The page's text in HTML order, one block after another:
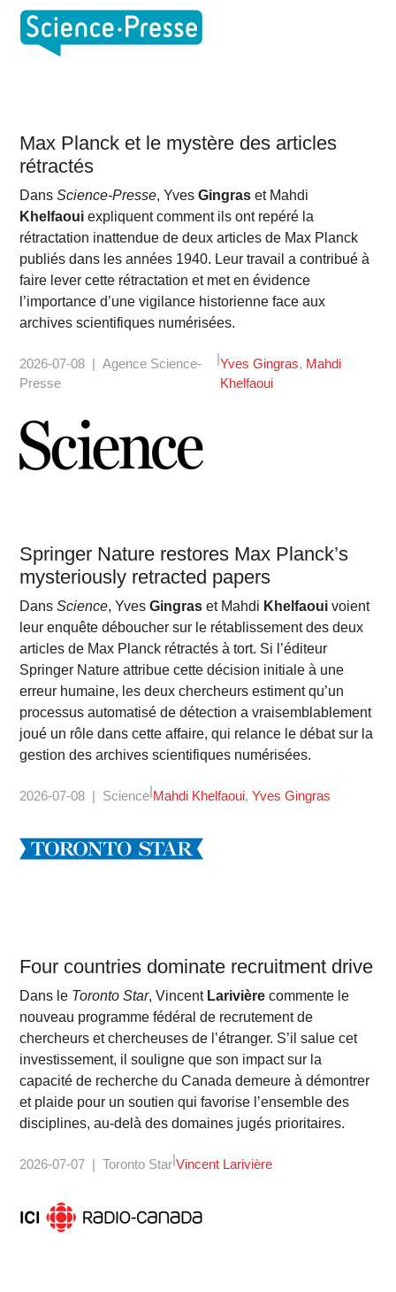
Max Planck et le mystère des articles
rétractés
DansScience-Presse, YvesGingras et Mahdi
Khelfaoui expliquent comment ils ont repéré la
rétractation inattendue de deux articles de Max Planck
publiés dans les années 1940. Leur travail a contribué à
faire lever cette rétractation et met en évidence
l’importance d’une vigilance historienne face aux
archives scientifiques numérisées.
2026-07-08
Agence Science-
Presse
Yves Gingras Mahdi
Khelfaoui
Springer Nature restores Max Planck’s
mysteriously retracted papers
DansScience, YvesGingras et Mahdi Khelfaoui voient
leur enquête déboucher sur le rétablissement des deux
articles de Max Planck rétractés à tort. Si l’éditeur
Springer Nature attribue cette décision initiale à une
erreur humaine, les deux chercheurs estiment qu’un
processus automatisé de détection a vraisemblablement
joué un rôle dans cette affaire, qui relance le débat sur la
gestion des archives scientifiques numérisées.
2026-07-08 Science Mahdi Khelfaoui Yves Gingras
Four coun­tries dom­in­ate recruit­ment drive
Dans le Toronto Star, Vincent Larivière commente le
nouveau programme fédéral de recrutement de
chercheurs et chercheuses de l’étranger. S’il salue cet
investissement, il souligne que son impact sur la
capacité de recherche du Canada demeure à démontrer
et plaide pour un soutien qui favorise l’ensemble des
disciplines, au-delà des domaines jugés prioritaires.
2026-07-07 Toronto Star Vincent Larivière